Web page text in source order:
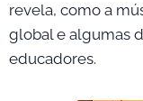
revela, como a
global e algumas
educadores.